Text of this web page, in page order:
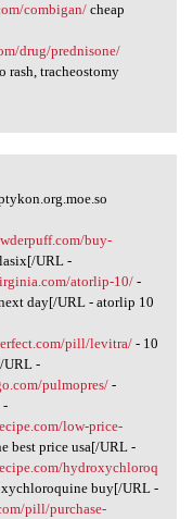
combigan/cheap
drug/prednisone/
rash, tracheostomy
buy-
URL -
atorlip-10/-
day[/URL - atorlip 10
pill/levitra/- 10
URL -
pulmopres/-
-
low-price-
best price usa[/URL -
hydroxychloroq
buy[/URL -
pill/purchase-